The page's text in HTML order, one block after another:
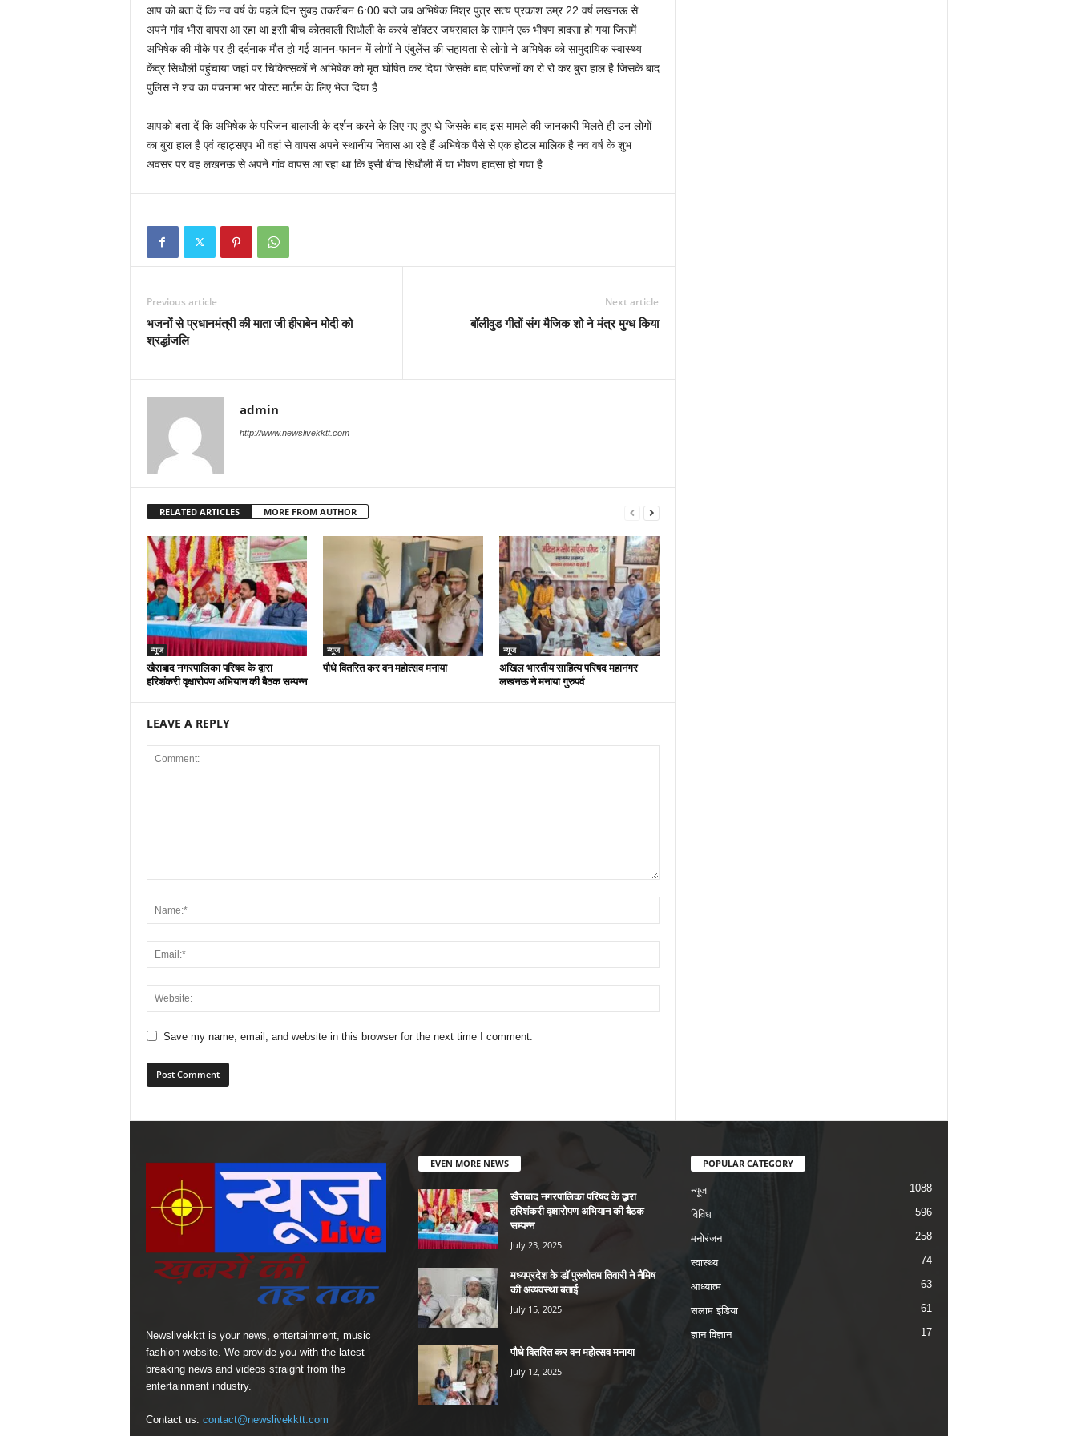
आप को बता दें कि नव वर्ष के पहले दिन सुबह तकरीबन 6:00 बजे जब अभिषेक मिश्र पुत्र सत्य प्रकाश उम्र 22 वर्ष लखनऊ से
अपने गांव भीरा वापस आ रहा था इसी बीच कोतवाली सिधौली के कस्बे डॉक्टर जयसवाल के सामने एक भीषण हादसा हो गया जिसमें
अभिषेक की मौके पर ही दर्दनाक मौत हो गई आनन-फानन में लोगों ने एंबुलेंस की सहायता से लोगो ने अभिषेक को सामुदायिक स्वास्थ्य
केंद्र सिधौली पहुंचाया जहां पर चिकित्सकों ने अभिषेक को मृत घोषित कर दिया जिसके बाद परिजनों का रो रो कर बुरा हाल है जिसके बाद
पुलिस ने शव का पंचनामा भर पोस्ट मार्टम के लिए भेज दिया है
आपको बता दें कि अभिषेक के परिजन बालाजी के दर्शन करने के लिए गए हुए थे जिसके बाद इस मामले की जानकारी मिलते ही उन लोगों
का बुरा हाल है एवं व्हाट्सएप भी वहां से वापस अपने स्थानीय निवास आ रहे हैं अभिषेक पैसे से एक होटल मालिक है नव वर्ष के शुभ
अवसर पर वह लखनऊ से अपने गांव वापस आ रहा था कि इसी बीच सिधौली में या भीषण हादसा हो गया है
Previous article
भजनों से प्रधानमंत्री की माता जी हीराबेन मोदी को
श्रद्धांजलि
Next article
बॉलीवुड गीतों संग मैजिक शो ने मंत्र मुग्ध किया
admin
http://www.newslivekktt.com
RELATED ARTICLES MORE FROM AUTHOR
न्यूज
खैराबाद नगरपालिका परिषद के द्वारा
हरिशंकरी वृक्षारोपण अभियान की बैठक सम्पन्न
न्यूज
पौधे वितरित कर वन महोत्सव मनाया
न्यूज
अखिल भारतीय साहित्य परिषद महानगर
लखनऊ ने मनाया गुरुपर्व
LEAVE A REPLY
Save my name, email, and website in this browser for the next time I comment.
Newslivekktt is your news, entertainment, music
fashion website. We provide you with the latest
breaking news and videos straight from the
entertainment industry.
Contact us: contact@newslivekktt.com
EVEN MORE NEWS
खैराबाद नगरपालिका परिषद के द्वारा
हरिशंकरी वृक्षारोपण अभियान की बैठक
सम्पन्न
July 23, 2025
मध्यप्रदेश के डॉ पुरूषोतम तिवारी ने नैमिष
की अव्यवस्था बताई
July 15, 2025
पौधे वितरित कर वन महोत्सव मनाया
July 12, 2025
POPULAR CATEGORY
न्यूज 1088
विविध 596
मनोरंजन 258
स्वास्थ्य 74
आध्यात्म 63
सलाम इंडिया 61
ज्ञान विज्ञान 17